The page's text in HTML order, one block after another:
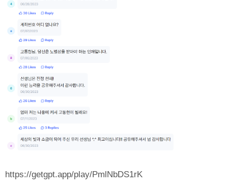
https://getgpt.app/play/PmlNbDS1rK